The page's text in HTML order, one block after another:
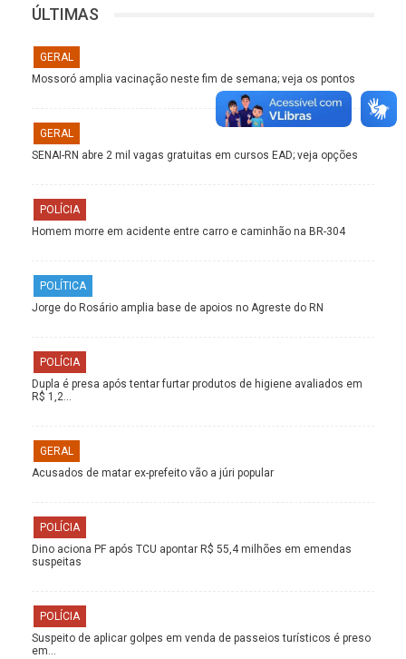
ÚLTIMAS
GERAL
Mossoró amplia vacinação neste fim de semana; veja os pontos
GERAL
SENAI-RN abre 2 mil vagas gratuitas em cursos EAD; veja opções
POLÍCIA
Homem morre em acidente entre carro e caminhão na BR-304
POLÍTICA
Jorge do Rosário amplia base de apoios no Agreste do RN
POLÍCIA
Dupla é presa após tentar furtar produtos de higiene avaliados em
R$ 1,2…
GERAL
Acusados de matar ex-prefeito vão a júri popular
POLÍCIA
Dino aciona PF após TCU apontar R$ 55,4 milhões em emendas
suspeitas
POLÍCIA
Suspeito de aplicar golpes em venda de passeios turísticos é preso
em…